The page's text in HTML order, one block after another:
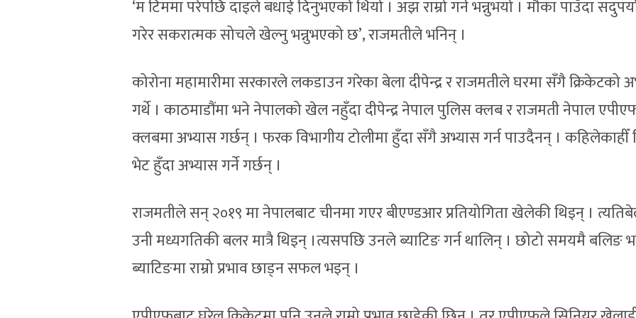
‘म टिममा परेपछि दाइले बधाई दिनुभएको थियो । अझ राम्रो गर्न भन्नुभयो । मौका पाउँदा
गरेर सकरात्मक सोचले खेल्नु भन्नुभएको छ’, राजमतीले भनिन् ।
कोरोना महामारीमा सरकारले लकडाउन गरेका बेला दीपेन्द्र र राजमतीले घरमा सँगै क्रिकेटको
गर्थे । काठमाडौंमा भने नेपालको खेल नहुँदा दीपेन्द्र नेपाल पुलिस क्लब र राजमती नेपाल
क्लबमा अभ्यास गर्छन् । फरक विभागीय टोलीमा हुँदा सँगै अभ्यास गर्न पाउदैनन् । कहिलेकाहीँ
भेट हुँदा अभ्यास गर्ने गर्छन् ।
राजमतीले सन् २०१९ मा नेपालबाट चीनमा गएर बीएण्डआर प्रतियोगिता खेलेकी थिइन् ।
उनी मध्यगतिकी बलर मात्रै थिइन् ।त्यसपछि उनले ब्याटिङ गर्न थालिन् । छोटो समयमै बलिङ
ब्याटिङमा राम्रो प्रभाव छाड्न सफल भइन् ।